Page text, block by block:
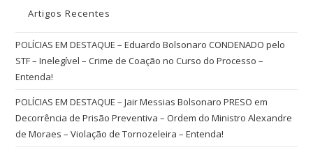
Artigos Recentes
POLÍCIAS EM DESTAQUE – Eduardo Bolsonaro CONDENADO pelo
STF – Inelegível – Crime de Coação no Curso do Processo –
Entenda!
POLÍCIAS EM DESTAQUE – Jair Messias Bolsonaro PRESO em
Decorrência de Prisão Preventiva – Ordem do Ministro Alexandre
de Moraes – Violação de Tornozeleira – Entenda!